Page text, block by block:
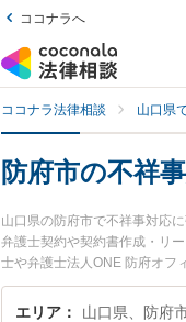
ココナラへ
ココナラ法律相談 山口県
防府市の不祥
山口県の防府市で不祥事対応
弁護士契約や契約書作成・リ
士や弁護士法人ONE 防府オフ
今すぐに弁護士に相談したい
したい』などでお困りの相談
エリア 山口県、防府